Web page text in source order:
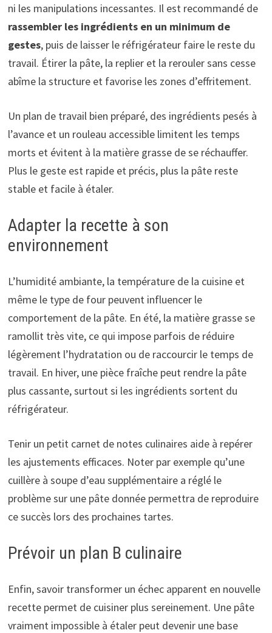
ni les manipulations incessantes. Il est recommandé de
rassembler les ingrédients en un minimum de
gestes, puis de laisser le réfrigérateur faire le reste du
travail. Étirer la pâte, la replier et la rerouler sans cesse
abîme la structure et favorise les zones d’effritement.
Un plan de travail bien préparé, des ingrédients pesés à
l’avance et un rouleau accessible limitent les temps
morts et évitent à la matière grasse de se réchauffer.
Plus le geste est rapide et précis, plus la pâte reste
stable et facile à étaler.
Adapter la recette à son
environnement
L’humidité ambiante, la température de la cuisine et
même le type de four peuvent influencer le
comportement de la pâte. En été, la matière grasse se
ramollit très vite, ce qui impose parfois de réduire
légèrement l’hydratation ou de raccourcir le temps de
travail. En hiver, une pièce fraîche peut rendre la pâte
plus cassante, surtout si les ingrédients sortent du
réfrigérateur.
Tenir un petit carnet de notes culinaires aide à repérer
les ajustements efficaces. Noter par exemple qu’une
cuillère à soupe d’eau supplémentaire a réglé le
problème sur une pâte donnée permettra de reproduire
ce succès lors des prochaines tartes.
Prévoir un plan B culinaire
Enfin, savoir transformer un échec apparent en nouvelle
recette permet de cuisiner plus sereinement. Une pâte
vraiment impossible à étaler peut devenir une base